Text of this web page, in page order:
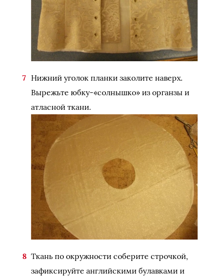
Нижний уголок планки заколите наверх.
Вырежьте юбку-«солнышко» из органзы и
атласной ткани.
Ткань по окружности соберите строчкой,
зафиксируйте английскими булавками и